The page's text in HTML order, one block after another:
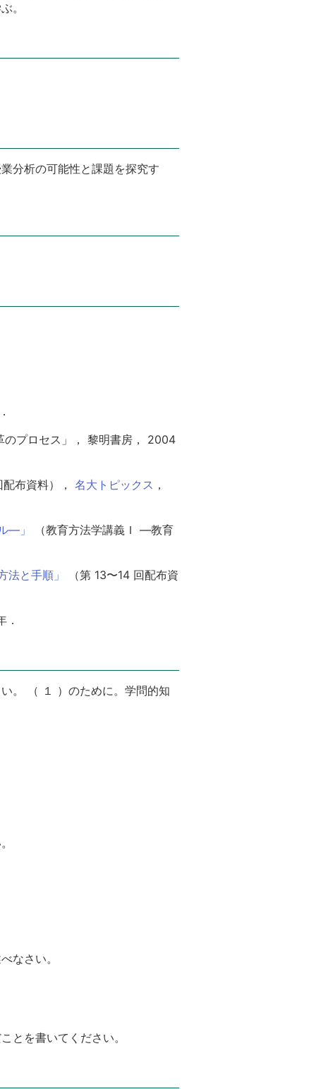
。
分析の可能性と課題を探究す
のプロセス」， 黎明書房， 2004
布資料）， 名大トピックス ，
—」 （教育方法学講義Ｉ —教育
と手順」 （第 13〜14 回配布資
。 （ １ ）のために。学問的知
なさい。
とを書いてください。